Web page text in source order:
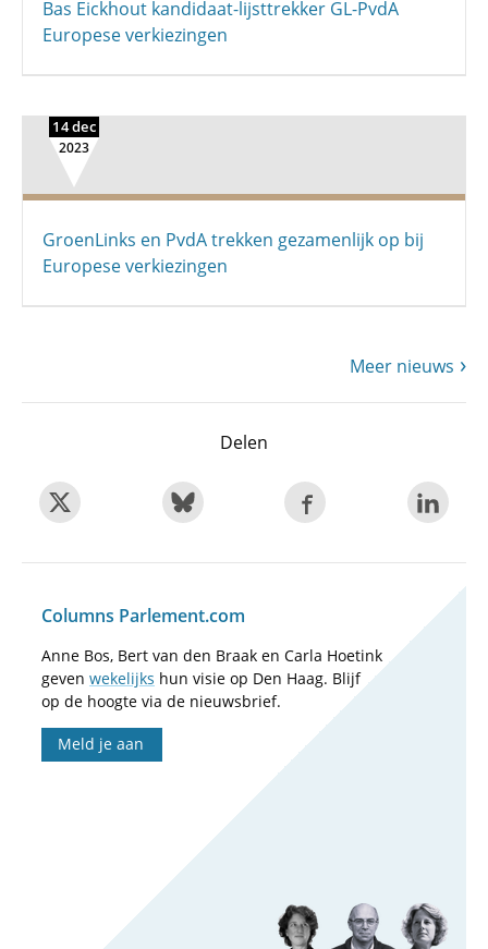
Bas Eickhout kandidaat-lijsttrekker GL-PvdA
Europese verkiezingen
14 dec
2023
GroenLinks en PvdA trekken gezamenlijk op bij
Europese verkiezingen
Meer nieuws
Delen
Columns Parlement.com
Anne Bos, Bert van den Braak en Carla Hoetink
geven wekelijks hun visie op Den Haag. Blijf
op de hoogte via de nieuwsbrief.
Meld je aan